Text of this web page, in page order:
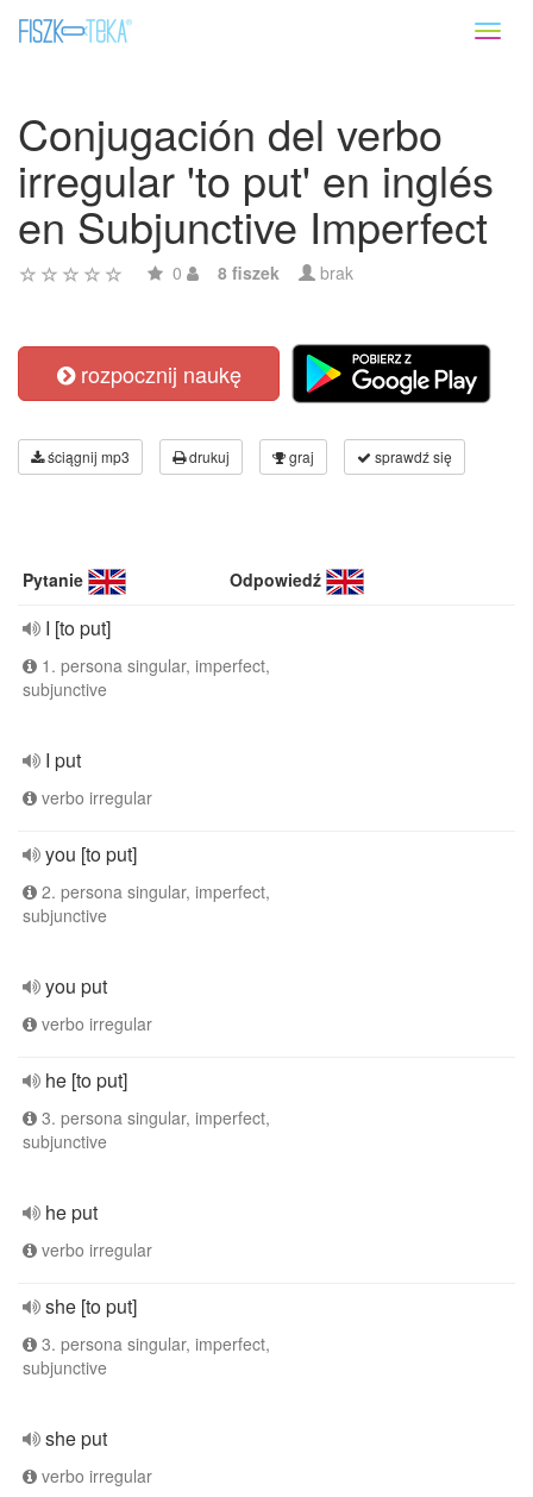
Conjugación del verbo
irregular 'to put' en inglés
en Subjunctive Imperfect
0 8 fiszek brak
rozpocznij naukę
ściągnij mp3 drukuj graj sprawdź się
Pytanie Odpowiedź
I [to put]
1. persona singular, imperfect,
subjunctive
I put
verbo irregular
you [to put]
2. persona singular, imperfect,
subjunctive
you put
verbo irregular
he [to put]
3. persona singular, imperfect,
subjunctive
he put
verbo irregular
she [to put]
3. persona singular, imperfect,
subjunctive
she put
verbo irregular